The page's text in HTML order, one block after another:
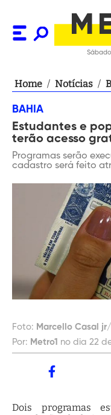
Home / Notícias /
BAHIA
Estudantes e
terão acesso
Programas serão
cadastro será feito
Foto: Marcello Casal
Por: Metro1 no dia 22
Dois programas